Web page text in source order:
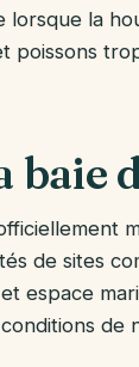
lorsque la
poissons
baie
de sites
espace
de